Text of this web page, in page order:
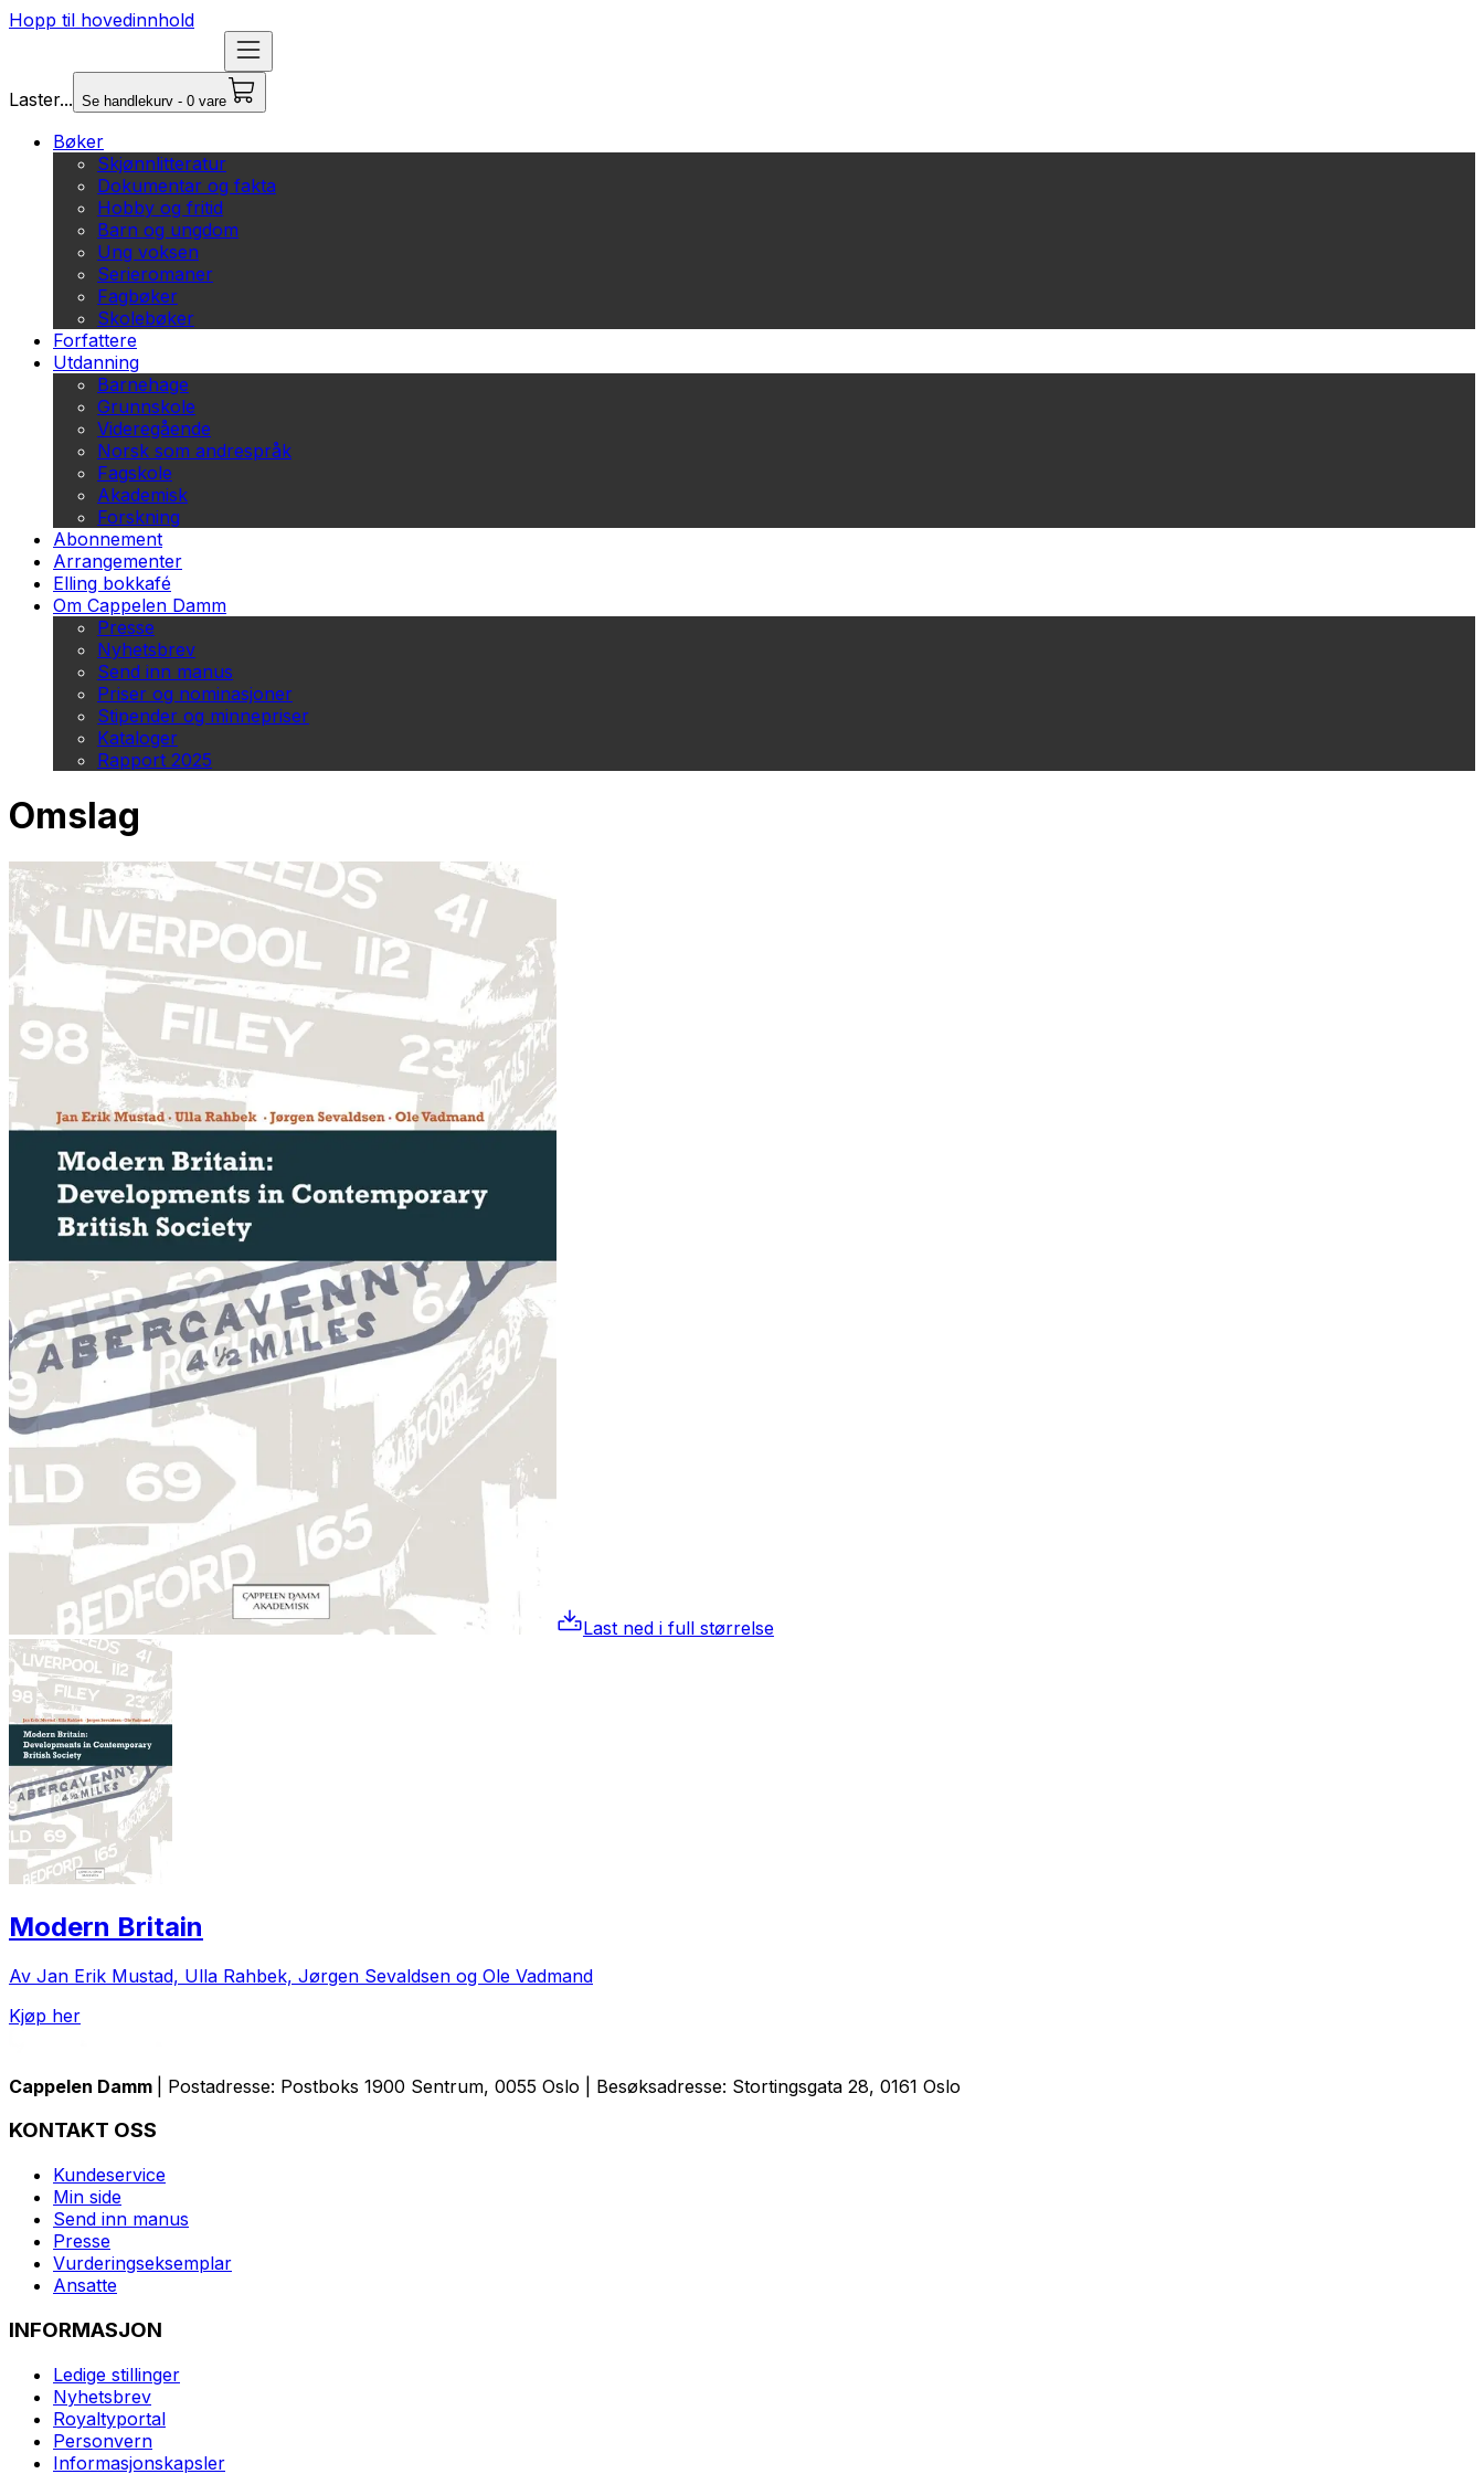
Hopp til hovedinnhold
Laster... Se handlekurv - 0 vare
Bøker
Skjønnlitteratur
Dokumentar og fakta
Hobby og fritid
Barn og ungdom
Ung voksen
Serieromaner
Fagbøker
Skolebøker
Forfattere
Utdanning
Barnehage
Grunnskole
Videregående
Norsk som andrespråk
Fagskole
Akademisk
Forskning
Abonnement
Arrangementer
Elling bokkafé
Om Cappelen Damm
Presse
Nyhetsbrev
Send inn manus
Priser og nominasjoner
Stipender og minnepriser
Kataloger
Rapport 2025
Omslag
Last ned i full størrelse
Modern Britain
Av Jan Erik Mustad, Ulla Rahbek, Jørgen Sevaldsen og Ole Vadmand
Kjøp her
Cappelen Damm | Postadresse: Postboks 1900 Sentrum, 0055 Oslo | Besøksadresse: Stortingsgata 28, 0161 Oslo
KONTAKT OSS
Kundeservice
Min side
Send inn manus
Presse
Vurderingseksemplar
Ansatte
INFORMASJON
Ledige stillinger
Nyhetsbrev
Royaltyportal
Personvern
Informasjonskapsler